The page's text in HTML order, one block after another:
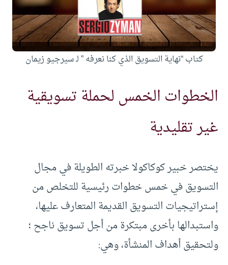
كتاب “نهاية التسويق الذي كنا نعرفه ” لـ سيرجيو زيمان
الخطوات الخمس لحملة تسويقية
غير تقليدية
يختصر خبير كوكاكولا خبرته الطويلة في مجال
التسويق في خمس خطوات رئيسية للتخلص من
إستراتيجيات التسويق القديمة المتعارف عليها،
واستبدالها بأخرى مبتكرة من أجل تسويق ناجح ؛
ولتحقيق أهداف المنشأة، وهي: